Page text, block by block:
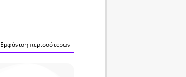
Εμφάνιση περισσότερων